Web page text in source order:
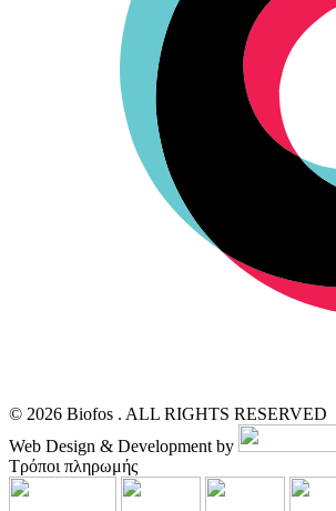
© 2026 Biofos . ALL RIGHTS RESERVED
Web Design & Development by
Τρόποι πληρωμής